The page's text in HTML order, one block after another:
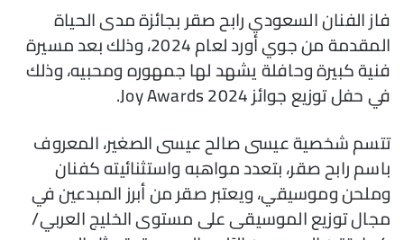
فاز الفنان السعودي رابح صقر بجائزة مدى الحياة
المقدمة من جوي أورد لعام 2024، وذلك بعد مسيرة
فنية كبيرة وحافلة يشهد لها جمهوره ومحبيه، وذلك
في حفل توزيع جوائز Joy Awards 2024.
تتسم شخصية عيسى صالح عيسى الصغير، المعروف
باسم رابح صقر، بتعدد مواهبه واستثنائيته كفنان
وملحن وموسيقي، ويعتبر صقر من أبرز المبدعين في
مجال توزيع الموسيقى على مستوى الخليج العربي/